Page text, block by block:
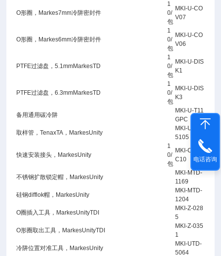
O形圈，Markes7mm冷阱密封件
1
0/
包
MKI-U-CO
V07
O形圈，Markes6mm冷阱密封件
1
0/
包
MKI-U-CO
V06
PTFE过滤盘，5.1mmMarkesTD
1
0/
包
MKI-U-DIS
K1
PTFE过滤盘，6.3mmMarkesTD
1
0/
包
MKI-U-DIS
K3
备用通用碳冷阱
MKI-U-T11
GPC
取样管，TenaxTA，MarkesUnity
MKI-UTD-
5105
快速安装接头，MarkesUnity
1
0/
包
MKI-C-QS
C10
不锈钢扩散锁定帽，MarkesUnity
MKI-MTD-
1169
硅钢difflok帽，MarkesUnity
MKI-MTD-
1204
O圈插入工具，MarkesUnityTDI
MKI-Z-028
5
O形圈取出工具，MarkesUnityTDI
MKI-Z-035
1
冷阱位置对准工具，MarkesUnity
MKI-UTD-
5064
电话咨询